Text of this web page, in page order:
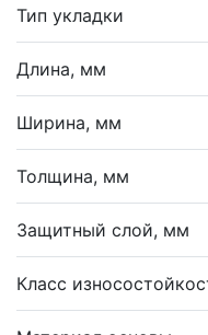
Тип укладки
Длина, мм
Ширина, мм
Толщина, мм
Защитный слой, мм
Класс